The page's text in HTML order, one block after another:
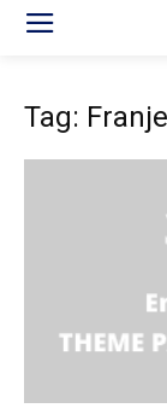
Tag: